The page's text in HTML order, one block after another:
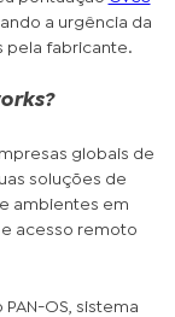
a urgência da
pela fabricante.
globais de
soluções de
ambientes em
acesso remoto
OS, sistema